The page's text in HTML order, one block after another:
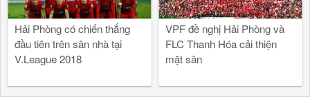
Hải Phòng có chiến thắng
đầu tiên trên sân nhà tại
V.League 2018
VPF đề nghị Hải Phòng và
FLC Thanh Hóa cải thiện
mặt sân